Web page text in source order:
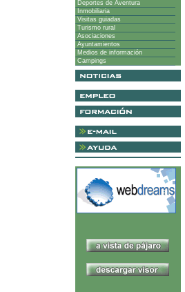
Deportes de Aventura
Inmobiliaria
Visitas guiadas
Turismo rural
Asociaciones
Ayuntamientos
Medios de información
Campings